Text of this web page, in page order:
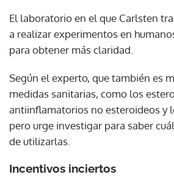
El laboratorio en el que Carlsten
a realizar experimentos en
para obtener más claridad.
Según el experto, que también es
medidas sanitarias, como los
antiinflamatorios no esteroideos y
pero urge investigar para saber
de utilizarlas.
Incentivos inciertos